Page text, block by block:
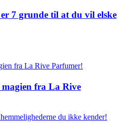
7 grunde til at du vil elske
fra La Rive